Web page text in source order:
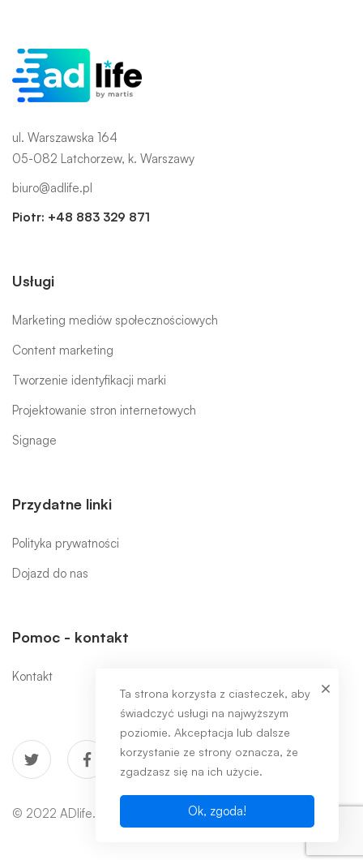
ul. Warszawska 164
05-082 Latchorzew, k. Warszawy
biuro@adlife.pl
Piotr: +48 883 329 871
Usługi
Marketing mediów społecznościowych
Content marketing
Tworzenie identyfikacji marki
Projektowanie stron internetowych
Signage
Przydatne linki
Polityka prywatności
Dojazd do nas
Pomoc - kontakt
Kontakt
© 2022 ADlife. Wszelkie prawa zastrzeżone
Ta strona korzysta z ciasteczek, aby
świadczyć usługi na najwyższym
poziomie. Akceptacja lub dalsze
korzystanie ze strony oznacza, że
zgadzasz się na ich użycie.
Ok, zgoda!